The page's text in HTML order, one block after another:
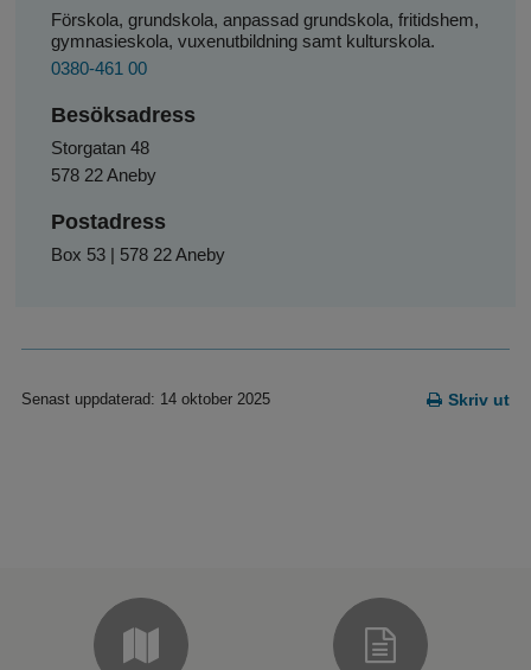
Förskola, grundskola, anpassad grundskola, fritidshem,
gymnasieskola, vuxenutbildning samt kulturskola.
0380-461 00
Besöksadress
Storgatan 48
578 22 Aneby
Postadress
Box 53 | 578 22 Aneby
Skriv ut
Senast uppdaterad: 14 oktober 2025